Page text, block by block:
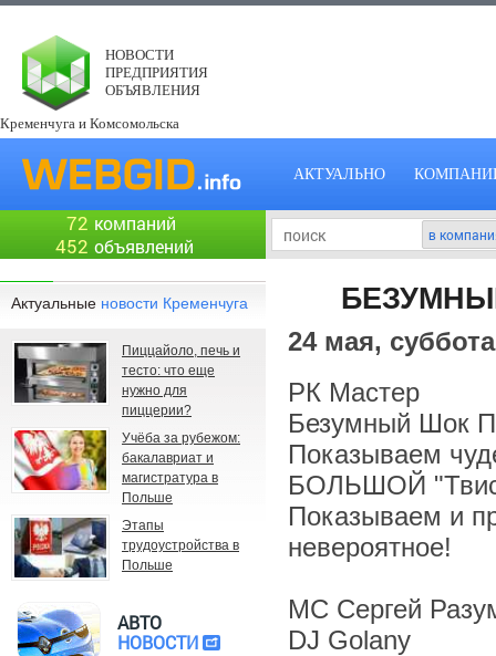
НОВОСТИ
ПРЕДПРИЯТИЯ
ОБЪЯВЛЕНИЯ
Кременчуга и Комсомольска
АКТУАЛЬНО
72 компаний
452 объявлений
24 мая, суббота
РК Мастер
Безумный Шок
Показываем
БОЛЬШОЙ
Показываем и
невероятное!
МС Сергей
DJ Golany
Актуальные новости Кременчуга
Пиццайоло, печь и
тесто: что еще
нужно для
пиццерии?
Учёба за рубежом:
бакалавриат и
магистратура в
Польше
Этапы
трудоустройства в
Польше
АВТО
НОВОСТИ